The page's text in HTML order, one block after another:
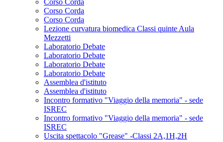
Corso Corda
Corso Corda
Corso Corda
Lezione curvatura biomedica Classi quinte Aula
Mezzetti
Laboratorio Debate
Laboratorio Debate
Laboratorio Debate
Laboratorio Debate
Assemblea d'istituto
Assemblea d'istituto
Incontro formativo "Viaggio della memoria" - sede
ISREC
Incontro formativo "Viaggio della memoria" - sede
ISREC
Uscita spettacolo "Grease" -Classi 2A,1H,2H